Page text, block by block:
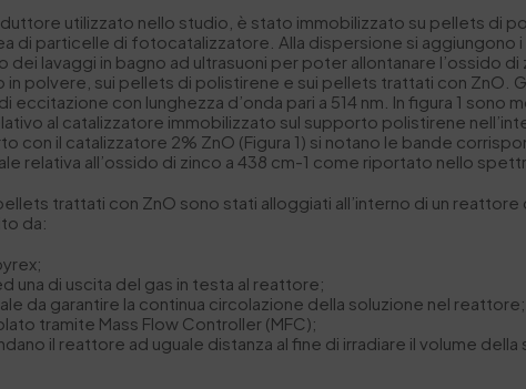
utilizzato nello studio, è stato immobilizzato su pellets di
di particelle di fotocatalizzatore. Alla dispersione si
dei lavaggi in bagno ad ultrasuoni per poter allontanare
in polvere, sui pellets di polistirene e sui pellets trattati con
eccitazione con lunghezza d’onda pari a 514 nm. In figura 1
al catalizzatore immobilizzato sul supporto polistirene
con il catalizzatore 2% ZnO (Figura 1) si notano le bande
relativa all’ossido di zinco a 438 cm-1 come riportato nello
trattati con ZnO sono stati alloggiati all’interno di un
da:
una di uscita del gas in testa al reattore;
da garantire la continua circolazione della soluzione nel reattore;
tramite Mass Flow Controller (MFC);
il reattore ad uguale distanza al fine di irradiare il volume della